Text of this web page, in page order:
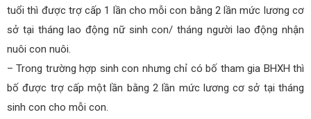
tuổi thì được trợ cấp 1 lần cho mỗi con bằng 2 lần mức lương cơ
sở tại tháng lao động nữ sinh con/ tháng người lao động nhận
nuôi con nuôi.
– Trong trường hợp sinh con nhưng chỉ có bố tham gia BHXH thì
bố được trợ cấp một lần bằng 2 lần mức lương cơ sở tại tháng
sinh con cho mỗi con.